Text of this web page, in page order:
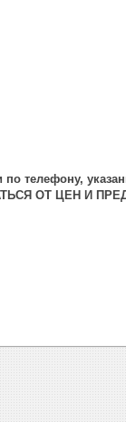
телефону,
ОТ ЦЕН И